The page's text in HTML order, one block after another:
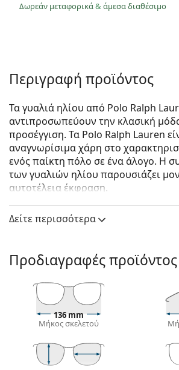
Δωρεάν μεταφορικά& άμεσα διαθέσιμο
Περιγραφή προϊόντος
Τα γυαλιά ηλίου από Polo Ralph
αντιπροσωπεύουν την κλασική
προσέγγιση. Τα Polo Ralph Lauren
αναγνωρίσιμα χάρη στο
ενός παίκτη πόλο σε ένα άλογο. Η
των γυαλιών ηλίου παρουσιάζει
αυτοτέλεια έκφραση.
Polo Ralph Lauren 0PH 3122 91576G
γυαλιά ηλίου.
με τη λειτουργία του Εικονικού
Lentiamo.
Σκελετός γυαλιών ηλίου
Το γκρι χρώμα του σκελετού
ένα δροσερό χρώμα δέρματος και
Ταπιλοτικά σχέδια γυαλιών
επιλογή για όσους έχουν
Δείτε περισσότερα
Προδιαγραφές προϊόντος
136 mm
Μήκος σκελετού